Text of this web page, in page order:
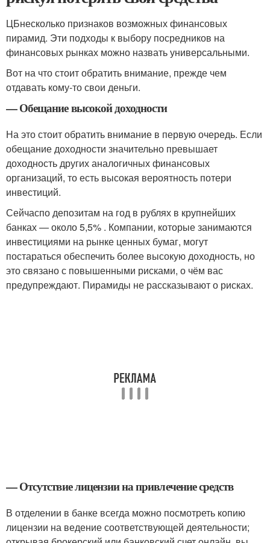
ЦБнесколько признаков возможных финансовых
пирамид. Эти подходы к выбору посредников на
финансовых рынках можно назвать универсальными.
Вот на что стоит обратить внимание, прежде чем
отдавать кому-то свои деньги.
— Обещание высокой доходности
На это стоит обратить внимание в первую очередь. Если
обещание доходности значительно превышает
доходность других аналогичных финансовых
организаций, то есть высокая вероятность потери
инвестиций.
Сейчаспо депозитам на год в рублях в крупнейших
банках — около 5,5% . Компании, которые занимаются
инвестициями на рынке ценных бумаг, могут
постараться обеспечить более высокую доходность, но
это связано с повышенными рисками, о чём вас
предупреждают. Пирамиды не рассказывают о рисках.
— Отсутствие лицензии на привлечение средств
В отделении в банке всегда можно посмотреть копию
лицензии на ведение соответствующей деятельности;